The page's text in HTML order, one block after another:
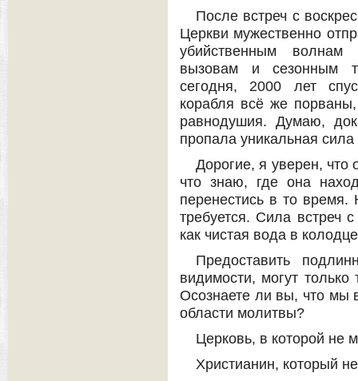
После встреч с
Церкви мужественно
убийственным волнам
вызовам и сезонным
сегодня, 2000 лет
корабля всё же
равнодушия. Думаю,
пропала уникальная
Дорогие, я уверен, что
что знаю, где она
перенестись в то
требуется. Сила
как чистая вода в
Предоставить
видимости, могут
Осознаете ли вы, что мы
области молитвы?
Церковь, в которой
Христианин, который